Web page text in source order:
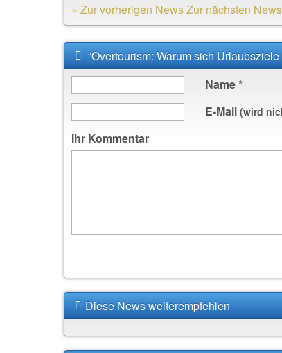
« Zur vorherigen NewsZur nächsten
“Overtourism: Warum sich
Name*
E-Mail (wird
Ihr Kommentar
Diese News weiterempfehlen